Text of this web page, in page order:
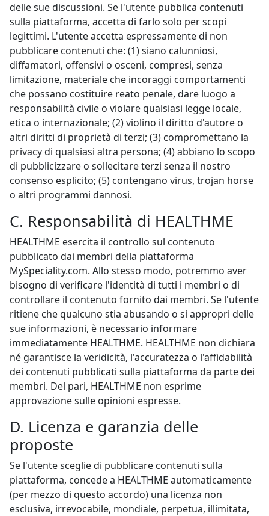
delle sue discussioni. Se l'utente pubblica contenuti
sulla piattaforma, accetta di farlo solo per scopi
legittimi. L'utente accetta espressamente di non
pubblicare contenuti che: (1) siano calunniosi,
diffamatori, offensivi o osceni, compresi, senza
limitazione, materiale che incoraggi comportamenti
che possano costituire reato penale, dare luogo a
responsabilità civile o violare qualsiasi legge locale,
etica o internazionale; (2) violino il diritto d'autore o
altri diritti di proprietà di terzi; (3) compromettano la
privacy di qualsiasi altra persona; (4) abbiano lo scopo
di pubblicizzare o sollecitare terzi senza il nostro
consenso esplicito; (5) contengano virus, trojan horse
o altri programmi dannosi.
C. Responsabilità di HEALTHME
HEALTHME esercita il controllo sul contenuto
pubblicato dai membri della piattaforma
MySpeciality.com. Allo stesso modo, potremmo aver
bisogno di verificare l'identità di tutti i membri o di
controllare il contenuto fornito dai membri. Se l'utente
ritiene che qualcuno stia abusando o si appropri delle
sue informazioni, è necessario informare
immediatamente HEALTHME. HEALTHME non dichiara
né garantisce la veridicità, l'accuratezza o l'affidabilità
dei contenuti pubblicati sulla piattaforma da parte dei
membri. Del pari, HEALTHME non esprime
approvazione sulle opinioni espresse.
D. Licenza e garanzia delle
proposte
Se l'utente sceglie di pubblicare contenuti sulla
piattaforma, concede a HEALTHME automaticamente
(per mezzo di questo accordo) una licenza non
esclusiva, irrevocabile, mondiale, perpetua, illimitata,